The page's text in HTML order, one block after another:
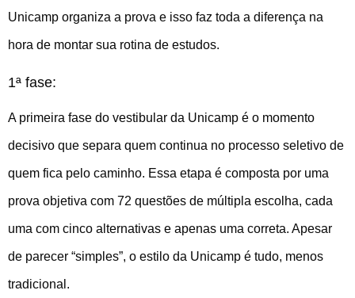
Unicamp organiza a prova e isso faz toda a diferença na
hora de montar sua rotina de estudos.
1ª fase:
A primeira fase do vestibular da Unicamp é o momento
decisivo que separa quem continua no processo seletivo de
quem fica pelo caminho. Essa etapa é composta por uma
prova objetiva com 72 questões de múltipla escolha, cada
uma com cinco alternativas e apenas uma correta. Apesar
de parecer “simples”, o estilo da Unicamp é tudo, menos
tradicional.